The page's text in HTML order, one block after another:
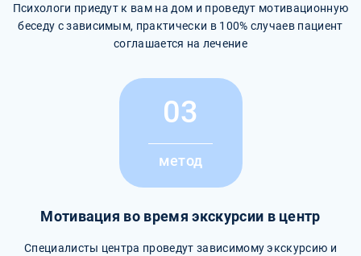
Психологи приедут к вам на дом и проведут мотивационную
беседу с зависимым, практически в 100% случаев пациент
соглашается на лечение
03
метод
Мотивация во время экскурсии в центр
Специалисты центра проведут зависимому экскурсию и